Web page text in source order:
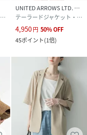
テーラードジャケット・ブレザー
UNITED ARROWS LTD. OUTLET
テーラードジャケット・ブレザー
4,950円 50%OFF
45ポイント(1倍)